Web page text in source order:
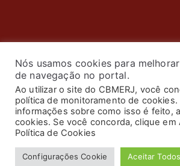
© 2024 Corpo de Bombeiros Militar do
Janeiro. Todos os Direitos
Nós usamos cookies para
de navegação no portal.
Ao utilizar o site do CBMERJ, você
política de monitoramento de cookies.
informações sobre como isso é feito,
cookies. Se você concorda, clique em
Política de Cookies
Configurações Cookie Aceitar Todos